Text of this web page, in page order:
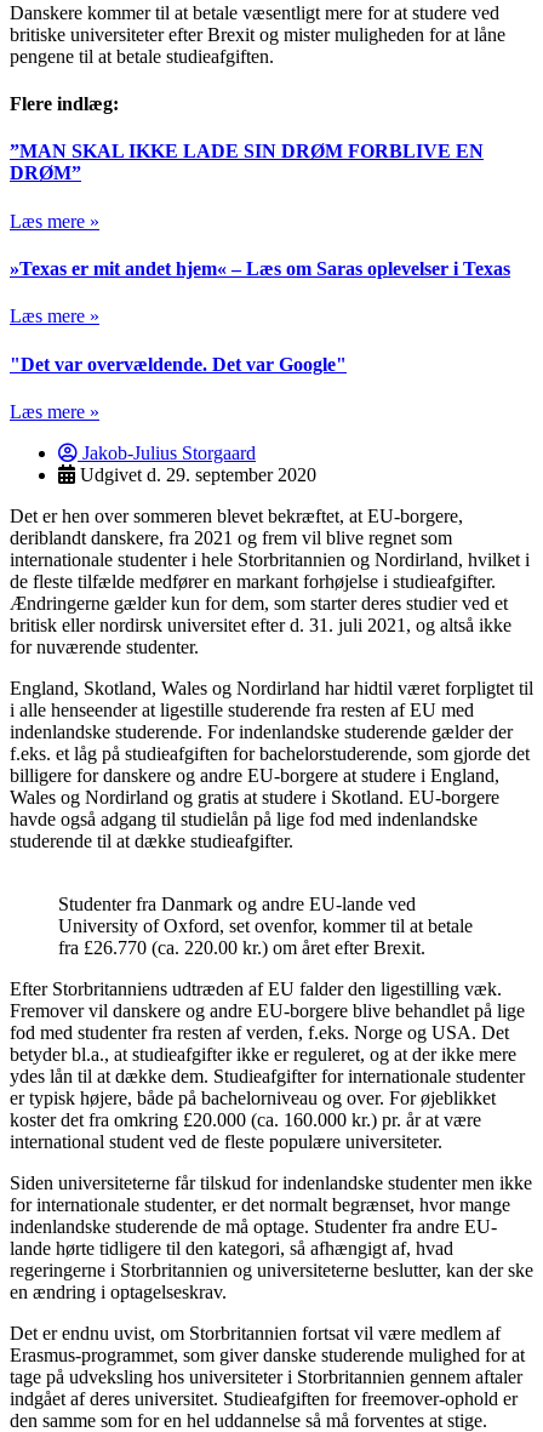
Danskere kommer til at betale væsentligt mere for at studere ved
britiske universiteter efter Brexit og mister muligheden for at låne
pengene til at betale studieafgiften.
Flere indlæg:
”MAN SKAL IKKE LADE SIN DRØM FORBLIVE EN
DRØM”
Læs mere »
»Texas er mit andet hjem« – Læs om Saras oplevelser i Texas
Læs mere »
"Det var overvældende. Det var Google"
Læs mere »
Jakob-Julius Storgaard
Udgivet d. 29. september 2020
Det er hen over sommeren blevet bekræftet, at EU-borgere,
deriblandt danskere, fra 2021 og frem vil blive regnet som
internationale studenter i hele Storbritannien og Nordirland, hvilket i
de fleste tilfælde medfører en markant forhøjelse i studieafgifter.
Ændringerne gælder kun for dem, som starter deres studier ved et
britisk eller nordirsk universitet efter d. 31. juli 2021, og altså ikke
for nuværende studenter.
England, Skotland, Wales og Nordirland har hidtil været forpligtet til
i alle henseender at ligestille studerende fra resten af EU med
indenlandske studerende. For indenlandske studerende gælder der
f.eks. et låg på studieafgiften for bachelorstuderende, som gjorde det
billigere for danskere og andre EU-borgere at studere i England,
Wales og Nordirland og gratis at studere i Skotland. EU-borgere
havde også adgang til studielån på lige fod med indenlandske
studerende til at dække studieafgifter.
Studenter fra Danmark og andre EU-lande ved
University of Oxford, set ovenfor, kommer til at betale
fra £26.770 (ca. 220.00 kr.) om året efter Brexit.
Efter Storbritanniens udtræden af EU falder den ligestilling væk.
Fremover vil danskere og andre EU-borgere blive behandlet på lige
fod med studenter fra resten af verden, f.eks. Norge og USA. Det
betyder bl.a., at studieafgifter ikke er reguleret, og at der ikke mere
ydes lån til at dække dem. Studieafgifter for internationale studenter
er typisk højere, både på bachelorniveau og over. For øjeblikket
koster det fra omkring £20.000 (ca. 160.000 kr.) pr. år at være
international student ved de fleste populære universiteter.
Siden universiteterne får tilskud for indenlandske studenter men ikke
for internationale studenter, er det normalt begrænset, hvor mange
indenlandske studerende de må optage. Studenter fra andre EU-
lande hørte tidligere til den kategori, så afhængigt af, hvad
regeringerne i Storbritannien og universiteterne beslutter, kan der ske
en ændring i optagelseskrav.
Det er endnu uvist, om Storbritannien fortsat vil være medlem af
Erasmus-programmet, som giver danske studerende mulighed for at
tage på udveksling hos universiteter i Storbritannien gennem aftaler
indgået af deres universitet. Studieafgiften for freemover-ophold er
den samme som for en hel uddannelse så må forventes at stige.